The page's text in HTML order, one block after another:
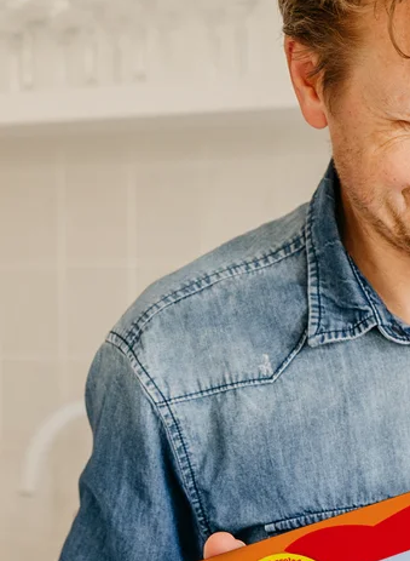
4,8 (basierend auf +15.000
Unsere Geschenke begeistern. Kunden
Montag - Freitag : 8:30 - 17:00 Uhr
Samstag - Sonntag : 8:30 - 13:00 Uhr